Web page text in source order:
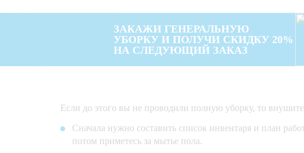
ЗАКАЖИ ГЕНЕРАЛЬНУЮ
УБОРКУ И ПОЛУЧИ СКИДКУ 20%
НА СЛЕДУЮЩИЙ ЗАКАЗ
Если до этого вы не проводили полную уборку, то
Сначала нужно составить список инвентаря и план
потом приметесь за мытье пола.